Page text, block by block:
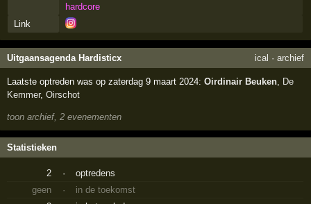
hardcore
Link
Uitgaansagenda Hardisticx ical · archief
Laatste optreden was op zaterdag 9 maart 2024:Oirdinair Beuken
De
Kemmer,Oirschot
toon archief, 2 evenementen
Statistieken
2 ·
optredens
geen
·
in de toekomst